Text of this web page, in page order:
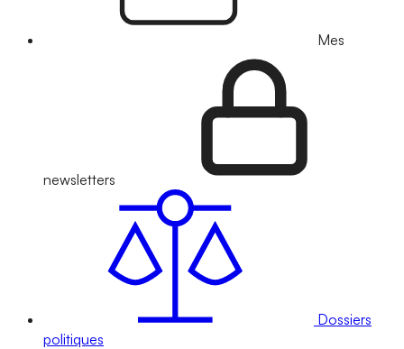
Mes
newsletters
Dossiers
politiques